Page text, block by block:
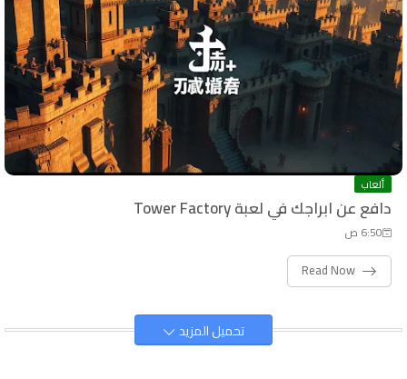
ألعاب
دافع عن ابراجك في لعبة Tower Factory
6:50 ص
Read Now
تحميل المزيد